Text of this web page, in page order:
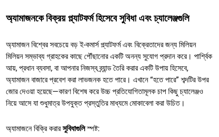
অ্যামাজনকে বিক্রয় প্ল্যাটফর্ম হিসেবে সুবিধা এবং চ্যালেঞ্জগুলি
অ্যামাজন বিশ্বের সবচেয়ে বড় ই-কমার্স প্ল্যাটফর্ম এবং বিক্রেতাদের জন্য মিলিয়ন
মিলিয়ন সম্ভাব্য গ্রাহকের কাছে পৌঁছানোর একটি অনন্য সুযোগ প্রদান করে। পার্শ্বিক
আয়, প্রধান ব্যবসা, বা আপনার নিজস্ব ব্র্যান্ড তৈরি করার একটি উপায় হিসেবে,
অ্যামাজন বাজারে প্রবেশ করা লাভজনক হতে পারে। এখানে “হতে পারে” শব্দটির উপর
জোর দেওয়া হয়েছে—কারণ বিশেষ করে উচ্চ প্রতিযোগিতামূলক চাপ কিছু চ্যালেঞ্জও
নিয়ে আসে যা শুধুমাত্র উপযুক্ত প্রস্তুতির মাধ্যমে মোকাবেলা করা উচিত।
অ্যামাজনে বিক্রি করারসুবিধাগুলিস্পষ্ট: